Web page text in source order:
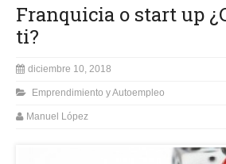
Franquicia o start up
ti?
diciembre 10, 2018
Emprendimiento y Autoempleo
Manuel López